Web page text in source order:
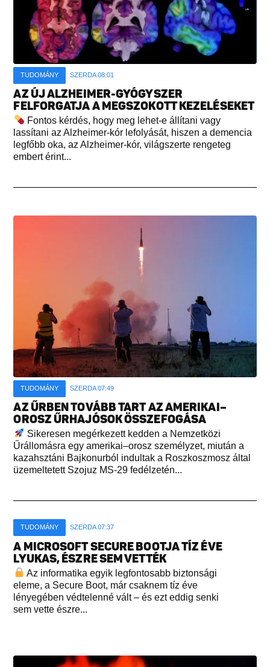
TUDOMÁNY SZERDA 08:01
AZ ÚJ ALZHEIMER-GYÓGYSZER
FELFORGATJA A MEGSZOKOTT KEZELÉSEKET
Fontos kérdés, hogy meg lehet-e állítani vagy
lassítani az Alzheimer-kór lefolyását, hiszen a demencia
legfőbb oka, az Alzheimer-kór, világszerte rengeteg
embert érint...
TUDOMÁNY SZERDA 07:49
AZ ŰRBEN TOVÁBB TART AZ AMERIKAI–
OROSZ ŰRHAJÓSOK ÖSSZEFOGÁSA
Sikeresen megérkezett kedden a Nemzetközi
Űrállomásra egy amerikai–orosz személyzet, miután a
kazahsztáni Bajkonurból indultak a Roszkoszmosz által
üzemeltetett Szojuz MS-29 fedélzetén...
TUDOMÁNY SZERDA 07:37
A MICROSOFT SECURE BOOTJA TÍZ ÉVE
LYUKAS, ÉSZRE SEM VETTÉK
Az informatika egyik legfontosabb biztonsági
eleme, a Secure Boot, már csaknem tíz éve
lényegében védtelenné vált – és ezt eddig senki
sem vette észre...